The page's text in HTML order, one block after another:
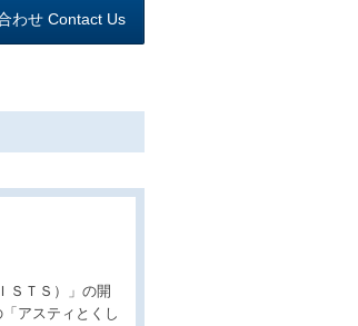
わせ Contact Us
ＳＴＳ）」の開
アスティとくし